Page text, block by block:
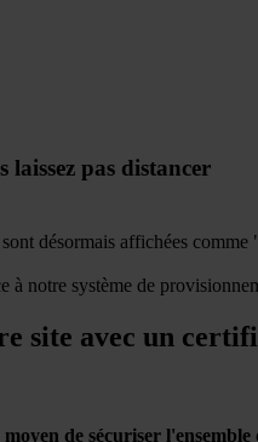
laissez pas distancer
désormais affichées comme
à notre système de
site avec un
de sécuriser